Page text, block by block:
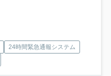
24時間緊急通報システム